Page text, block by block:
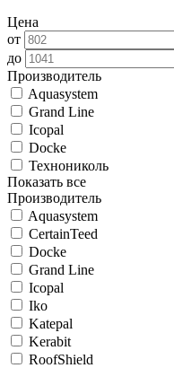
Цена
от
до
Производитель
Aquasystem
Grand Line
Icopal
Docke
Технониколь
Показать все
Производитель
Aquasystem
CertainTeed
Docke
Grand Line
Icopal
Iko
Katepal
Kerabit
RoofShield